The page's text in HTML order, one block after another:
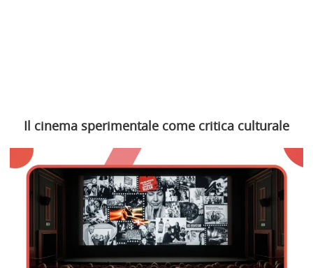
Il cinema sperimentale come critica culturale